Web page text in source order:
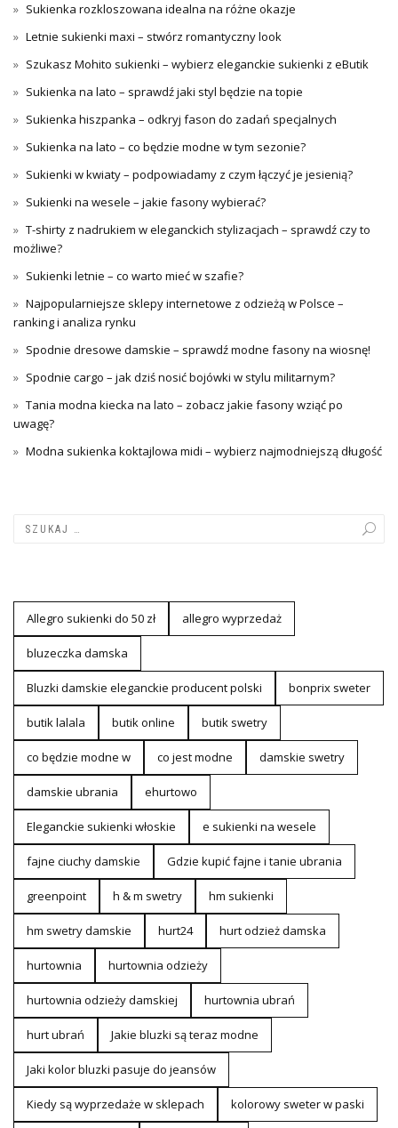
Sukienka rozkloszowana idealna na różne okazje
Letnie sukienki maxi – stwórz romantyczny look
Szukasz Mohito sukienki – wybierz eleganckie sukienki z eButik
Sukienka na lato – sprawdź jaki styl będzie na topie
Sukienka hiszpanka – odkryj fason do zadań specjalnych
Sukienka na lato – co będzie modne w tym sezonie?
Sukienki w kwiaty – podpowiadamy z czym łączyć je jesienią?
Sukienki na wesele – jakie fasony wybierać?
T-shirty z nadrukiem w eleganckich stylizacjach – sprawdź czy to
możliwe?
Sukienki letnie – co warto mieć w szafie?
Najpopularniejsze sklepy internetowe z odzieżą w Polsce –
ranking i analiza rynku
Spodnie dresowe damskie – sprawdź modne fasony na wiosnę!
Spodnie cargo – jak dziś nosić bojówki w stylu militarnym?
Tania modna kiecka na lato – zobacz jakie fasony wziąć po
uwagę?
Modna sukienka koktajlowa midi – wybierz najmodniejszą długość
Allegro sukienki do 50 zł allegro wyprzedaż
bluzeczka damska
Bluzki damskie eleganckie producent polski bonprix sweter
butik lalala butik online butik swetry
co będzie modne w co jest modne damskie swetry
damskie ubrania ehurtowo
Eleganckie sukienki włoskie e sukienki na wesele
fajne ciuchy damskie Gdzie kupić fajne i tanie ubrania
greenpoint h & m swetry hm sukienki
hm swetry damskie hurt24 hurt odzież damska
hurtownia hurtownia odzieży
hurtownia odzieży damskiej hurtownia ubrań
hurt ubrań Jakie bluzki są teraz modne
Jaki kolor bluzki pasuje do jeansów
Kiedy są wyprzedaże w sklepach kolorowy sweter w paski